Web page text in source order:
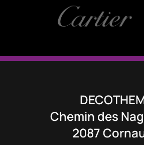
Chemin des
2087